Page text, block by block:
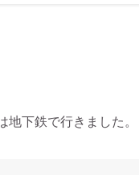
下鉄で行きました。